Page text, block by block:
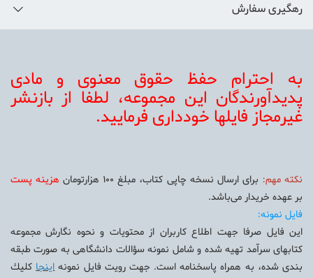
رهگیری سفارش
به احترام حفظ حقوق معنوی و مادی
پديدآورندگان اين مجموعه، لطفا از بازنشر
غيرمجاز فايلها خودداری فرماييد.
نكته مهم: برای ارسال نسخه چاپی كتاب، مبلغ 100 هزارتومان
هزينه پست
بر عهده خريدار می‌باشد.
فايل نمونه:
اين فايل صرفا جهت اطلاع كاربران از محتويات و نحوه نگارش مجموعه
كتابهای سرآمد تهيه شده و شامل نمونه سؤالات دانشگاهی به صورت طبقه
بندی شده، به همراه پاسخنامه است. جهت رويت فايل نمونهاينجاكليك